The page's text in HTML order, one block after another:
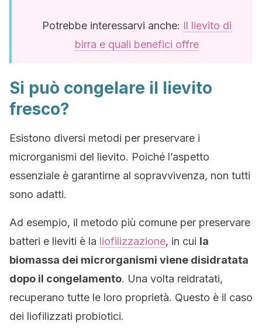
Potrebbe interessarvi anche: Il lievito di
birra e quali benefici offre
Si può congelare il lievito
fresco?
Esistono diversi metodi per preservare i
microrganismi del lievito. Poiché l’aspetto
essenziale è garantirne al sopravvivenza, non tutti
sono adatti.
Ad esempio, il metodo più comune per preservare
batteri e lieviti è la liofilizzazione, in cui la
biomassa dei microrganismi viene disidratata
dopo il congelamento. Una volta reidratati,
recuperano tutte le loro proprietà. Questo è il caso
dei liofilizzati probiotici.